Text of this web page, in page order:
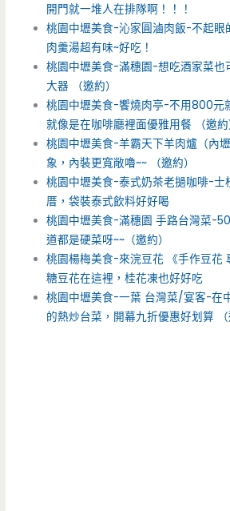
開門就一堆人在排隊啊！！！
桃園中壢美食-沁家圓滷肉飯-不起眼
肉羹湯超有味~好吃！
桃園中壢美食-滿穗園-想吃酒家菜也
大器 （邀約）
桃園中壢美食-饗燒肉亭-不用800元
就像是在咖啡廳裡面優雅用餐 （邀約
桃園中壢美食-羊霸天下羊肉爐（內
象，內裝更寬敞嚕~~ （邀約）
桃園中壢美食-泰式奶茶老撾咖啡-士
厝，袋裝泰式飲料好好喝
桃園中壢美食-滿穗園 手路台灣菜-
道都是硬菜呀~~（邀約）
桃園楊梅美食-來浣豆花 《手作豆花
糖豆花在這裡，桂花凍也好好吃
桃園中壢美食-一葉 台灣菜/宴客-在
的熱炒台菜，開幕九折優惠好划算 （